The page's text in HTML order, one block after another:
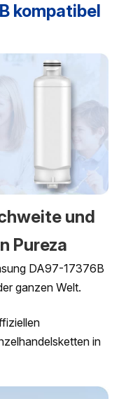
kompatibel
und
Pureza
DA97-17376B
ganzen Welt.
in